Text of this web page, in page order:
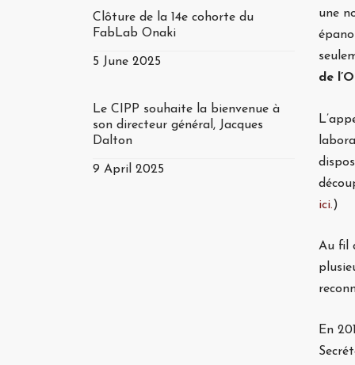
une
de
ici.)
Au fil
En
Clôture de la 14e cohorte du
FabLab Onaki
5 June 2025
Le CIPP souhaite la bienvenue à
son directeur général, Jacques
Dalton
9 April 2025